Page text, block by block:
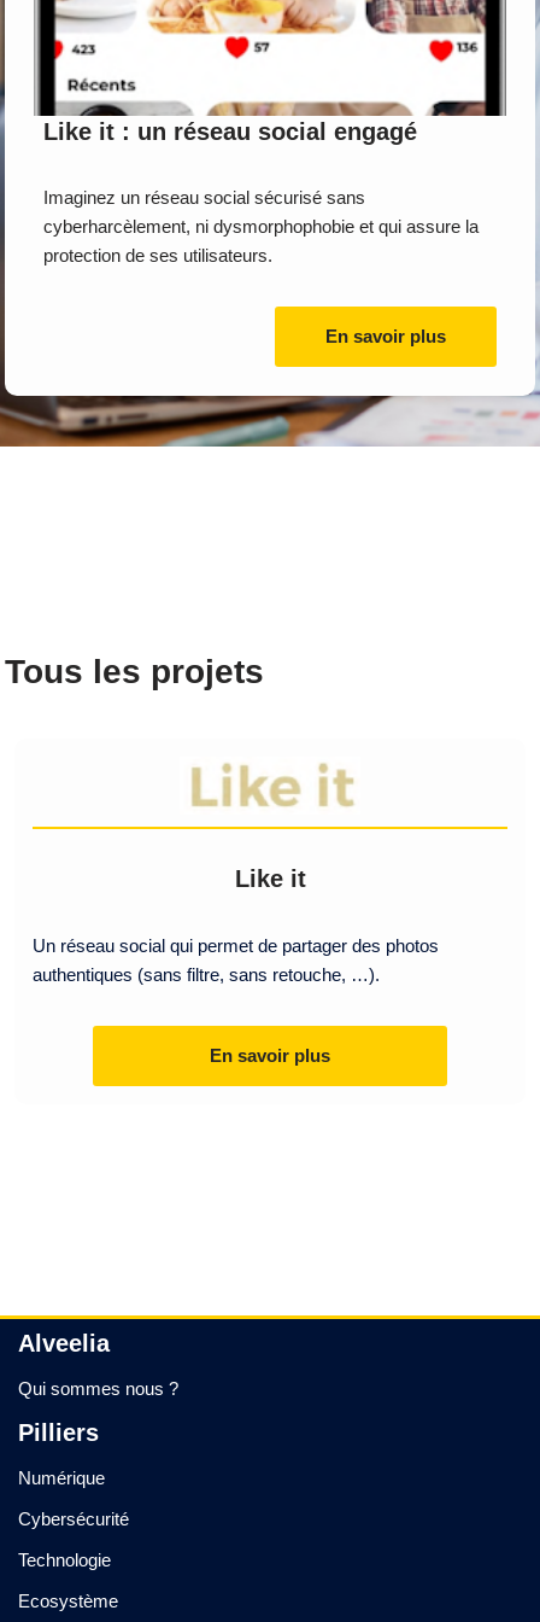
Like it : un réseau social engagé
Imaginez un réseau social sécurisé sans
cyberharcèlement, ni dysmorphophobie et qui assure la
protection de ses utilisateurs.
En savoir plus
Tous les projets
Like it
Un réseau social qui permet de partager des photos
authentiques (sans filtre, sans retouche, …).
En savoir plus
Alveelia
Qui sommes nous ?
Pilliers
Numérique
Cybersécurité
Technologie
Ecosystème